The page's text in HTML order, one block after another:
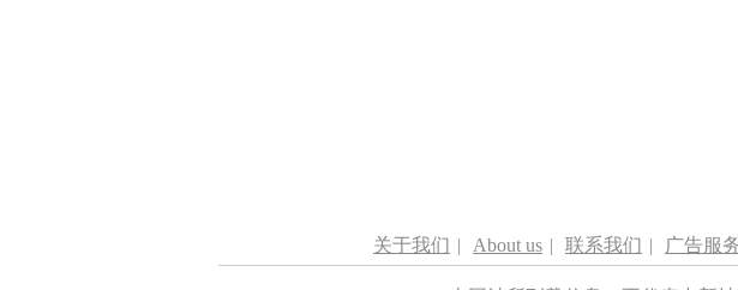
关于我们 | About us | 联系我们 | 广告服